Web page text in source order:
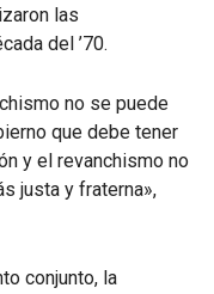
las
del ’70.
no se puede
que debe tener
y el revanchismo no
justa y fraterna»,
conjunto, la